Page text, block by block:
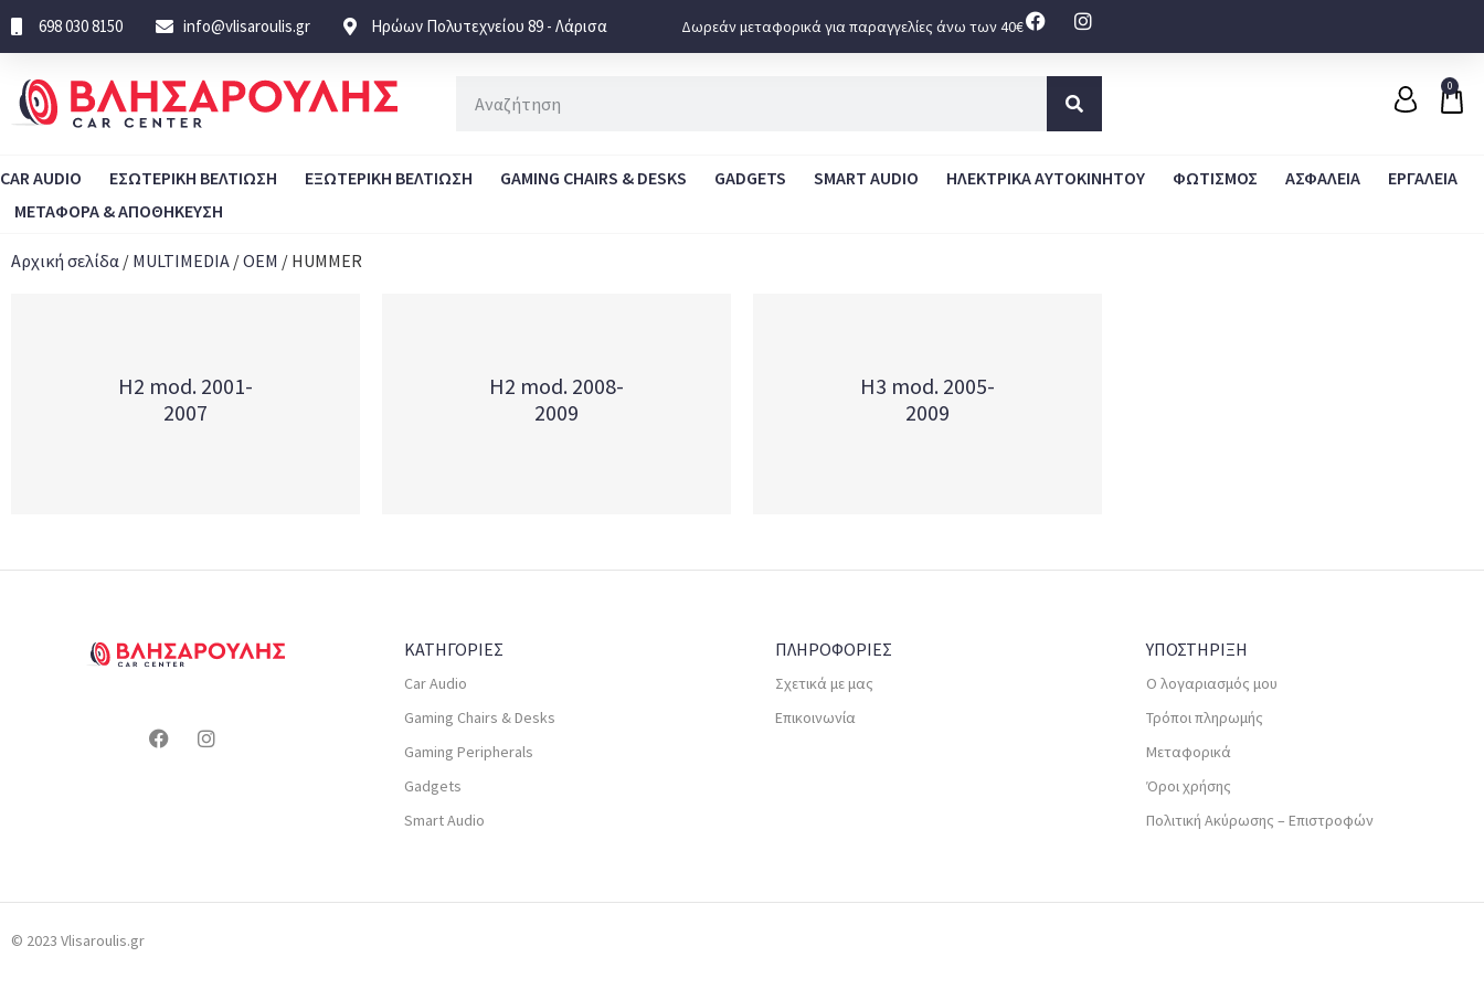
698 030 8150 info@vlisaroulis.gr Ηρώων Πολυτεχνείου 89 - Λάρισα Δωρεάν μεταφορικά για παραγγελίες άνω των 40€
0
CAR AUDIO ΕΣΩΤΕΡΙΚΗ ΒΕΛΤΙΩΣΗ ΕΞΩΤΕΡΙΚΗ ΒΕΛΤΙΩΣΗ GAMING CHAIRS & DESKS GADGETS SMART AUDIO ΗΛΕΚΤΡΙΚΑ ΑΥΤΟΚΙΝΗΤΟΥ ΦΩΤΙΣΜΟΣ ΑΣΦΑΛΕΙΑ
ΕΡΓΑΛΕΙΑ
ΜΕΤΑΦΟΡΑ & ΑΠΟΘΗΚΕΥΣΗ
Αρχική σελίδα / MULTIMEDIA /OEM / HUMMER
H2 mod. 2001-
2007
H2 mod. 2008-
2009
H3 mod. 2005-
2009
ΚΑΤΗΓΟΡΙΕΣ
Car Audio
Gaming Chairs & Desks
Gaming Peripherals
Gadgets
Smart Audio
ΠΛΗΡΟΦΟΡΙΕΣ
Σχετικά με μας
Επικοινωνία
ΥΠΟΣΤΗΡΙΞΗ
Ο λογαριασμός μου
Τρόποι πληρωμής
Μεταφορικά
Όροι χρήσης
Πολιτική Ακύρωσης – Επιστροφών
© 2023 Vlisaroulis.gr